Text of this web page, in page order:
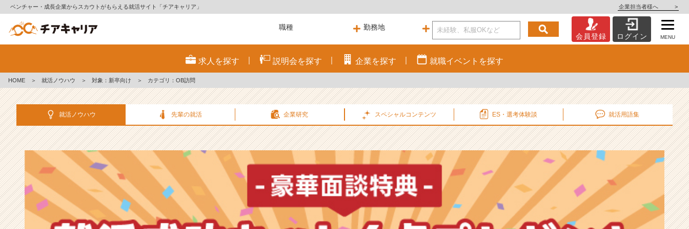
ベンチャー・成長企業からスカウトがもらえる就活サイト「チアキャリア」 企業担当者様へ >
策・
就
ノ
ハ
記
事
|
ベ
ン
チ
ー・
会員登録 ログイン MENU
求人を探す 説明会を探す 企業を探す 就職イベント を探す
HOME ＞ 就活ノウハウ ＞ 対象：新卒向け ＞ カテゴリ：OB訪問
就活ノウハウ 先輩の就活 企業研究 スペシャルコンテンツ ES・選考体験談 就活用語集